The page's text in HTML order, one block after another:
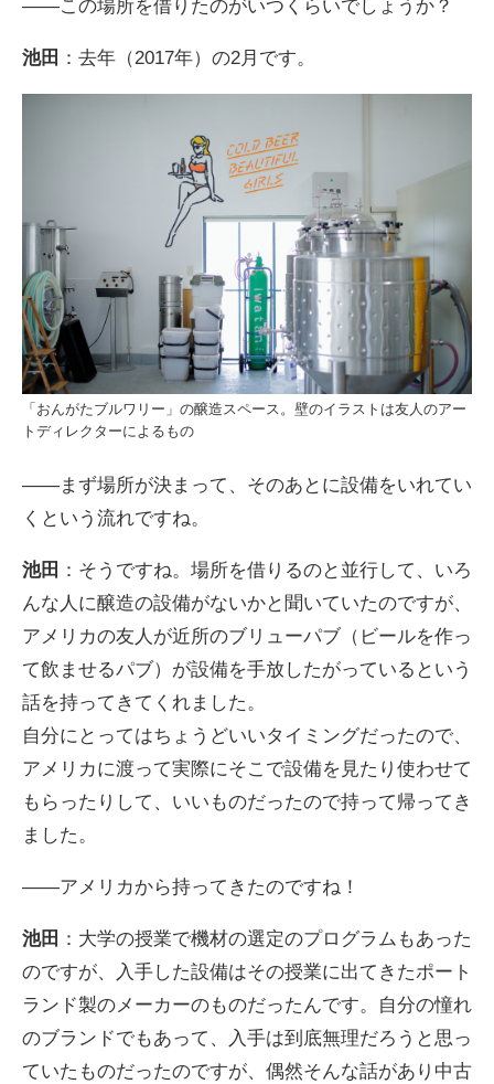
――この場所を借りたのがいつくらいでしょうか？
池田 ：去年（2017年）の2月です。
「おんがたブルワリー」の醸造スペース。壁のイラストは友人のアー
トディレクターによるもの
――まず場所が決まって、そのあとに設備をいれてい
くという流れですね。
池田 ：そうですね。場所を借りるのと並行して、いろ
んな人に醸造の設備がないかと聞いていたのですが、
アメリカの友人が近所のブリューパブ（ビールを作っ
て飲ませるパブ）が設備を手放したがっているという
話を持ってきてくれました。
自分にとってはちょうどいいタイミングだったので、
アメリカに渡って実際にそこで設備を見たり使わせて
もらったりして、いいものだったので持って帰ってき
ました。
――アメリカから持ってきたのですね！
池田 ：大学の授業で機材の選定のプログラムもあった
のですが、入手した設備はその授業に出てきたポート
ランド製のメーカーのものだったんです。自分の憧れ
のブランドでもあって、入手は到底無理だろうと思っ
ていたものだったのですが、偶然そんな話があり中古